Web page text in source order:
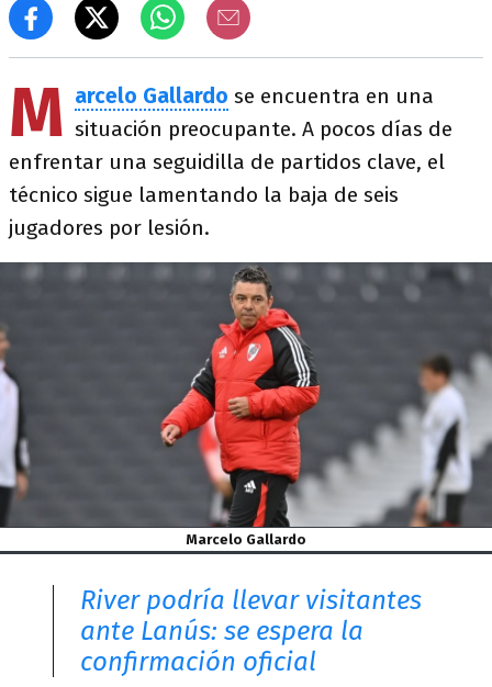
M arcelo Gallardo se encuentra en una
situación preocupante. A pocos días de
enfrentar una seguidilla de partidos clave, el
técnico sigue lamentando la baja de seis
jugadores por lesión.
Marcelo Gallardo
River podría llevar visitantes
ante Lanús: se espera la
confirmación oficial